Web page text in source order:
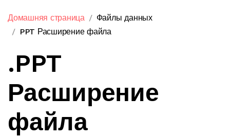
Домашняя страница
Файлы данных
PPT Расширение файла
.PPT
Расширение
файла